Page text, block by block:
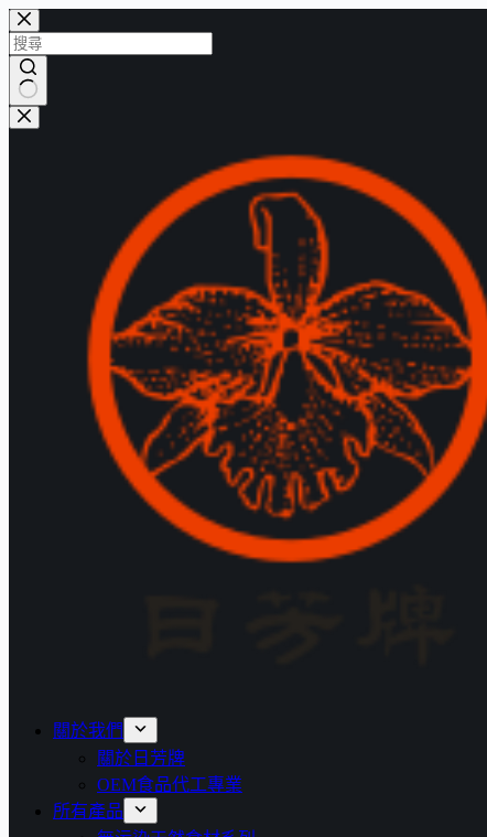
跳
至
主
要
內
找
關於我們
關於日芳牌
OEM食品代工專業
所有產品